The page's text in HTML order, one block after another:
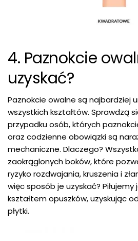
4. Paznokcie
uzyskać?
Paznokcie owalne są najbardziej
wszystkich kształtów. Sprawdzą
przypadku osób, których
oraz codzienne obowiązki są
mechaniczne. Dlaczego?
zaokrąglonych boków, które
ryzyko rozdwajania, kruszenia i
więc sposób je uzyskać? Piłujemy
kształtem opuszków, uzyskując
płytki.